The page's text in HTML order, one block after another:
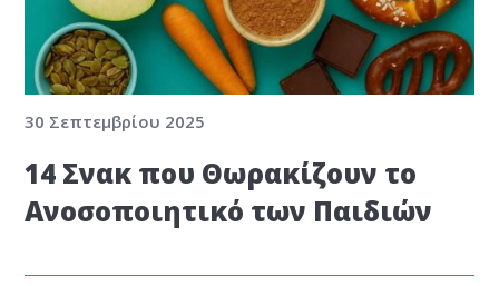
30 Σεπτεμβρίου 2025
14 Σνακ που Θωρακίζουν το
Ανοσοποιητικό των Παιδιών